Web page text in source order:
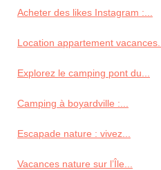
Acheter des likes Instagram :...
Location appartement vacances...
Explorez le camping pont du...
Camping à boyardville :...
Escapade nature : vivez...
Vacances nature sur l’Île...